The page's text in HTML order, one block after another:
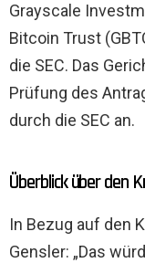
Grayscale
Bitcoin Trust
die SEC. Das
Prüfung des
durch die SEC an.
Überblick über den
In Bezug auf den
Gensler: „Das